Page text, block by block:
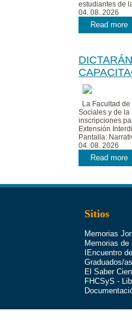
estudiantes de
04. 08. 2026
Read more
La Facultad
Sociales y de la
inscripciones
Extensión
Pantalla:
04. 08. 2026
Read more
Sitios
Memorias
Memorias
IEncuentro
Graduados/as
El Saber
FHCSyS -